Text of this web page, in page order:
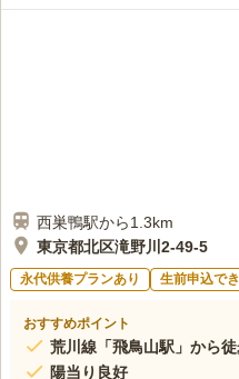
西巣鴨駅から1.3km
東京都北区滝野川2-49-5
永代供養プランあり 生前申込で
おすすめポイント
荒川線「飛鳥山駅」から
陽当り良好